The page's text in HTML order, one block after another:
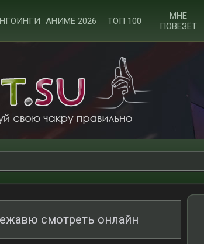
АНИМЕ 2026 ТОП 100
МНЕ
ПОВЕЗЁТ
смотреть онлайн